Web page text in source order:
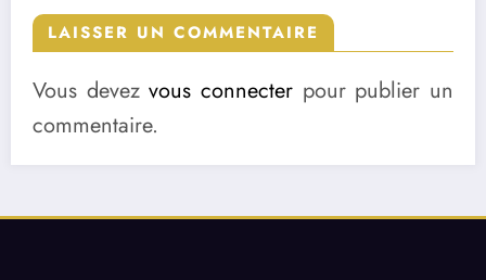
LAISSER UN COMMENTAIRE
Vous devezvous connecter pour publier un
commentaire.